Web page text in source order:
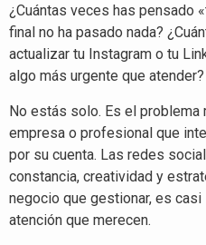
¿Cuántas veces has pensado
final no ha pasado nada?
actualizar tu Instagram o tu
algo más urgente que atender?
No estás solo. Es el problema
empresa o profesional que
por su cuenta. Las redes
constancia, creatividad y
negocio que gestionar, es
atención que merecen.